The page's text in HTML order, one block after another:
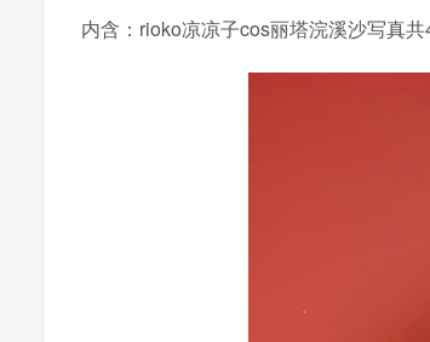
内含：rioko凉凉子cos丽塔浣溪沙写真